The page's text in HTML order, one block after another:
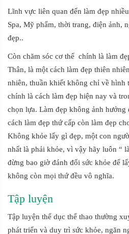
Lĩnh vực liên quan đến làm đẹp
Spa, Mỹ phẩm, thời trang, điện ảnh,
đẹp..
Còn chăm sóc cơ thể chính là làm
Thân, là một cách làm đẹp thiên
nhiên, thuần khiết không chỉ về hình
chính là cách làm đẹp hiện nay và
chọn lựa. Làm đẹp không ảnh hưởng
cách làm đẹp thứ cấp còn làm đẹp
Không khỏe lấy gì đẹp, một con
nhất là phải khỏe, vì vậy hãy luôn “
đừng bao giờ đánh đổi sức khỏe để
không còn mọi thứ đều vô nghĩa.
Tập luyện
Tập luyện thể dục thể thao thường
phát triển và duy trì sức khỏe, ngăn